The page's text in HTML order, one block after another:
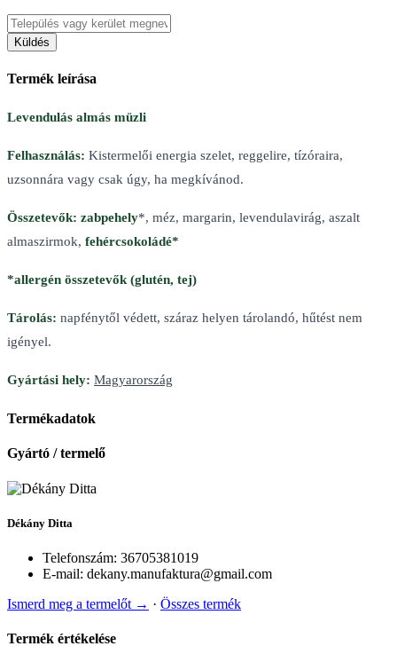
Küldés
Termék leírása
Levendulás almás müzli
Felhasználás: Kistermelői energia szelet, reggelire, tízóraira,
uzsonnára vagy csak úgy, ha megkívánod.
Összetevők: zabpehely*, méz, margarin, levendulavirág, aszalt
almaszirmok, fehércsokoládé*
*allergén összetevők (glutén, tej)
Tárolás: napfénytől védett, száraz helyen tárolandó, hűtést nem
igényel.
Gyártási hely: Magyarország
Termékadatok
Gyártó / termelő
Dékány Ditta
Telefonszám: 36705381019
E-mail: dekany.manufaktura@gmail.com
Ismerd meg a termelőt → · Összes termék
Termék értékelése